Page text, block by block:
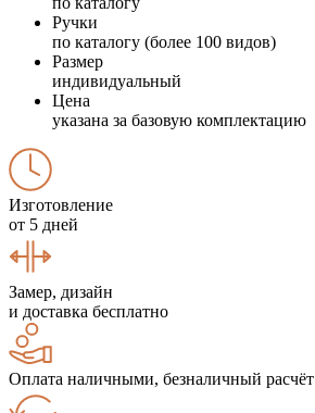
Ручки
по каталогу (более 100 видов)
Размер
индивидуальный
Цена
указана за базовую комплектацию
Изготовление
от 5 дней
Замер, дизайн
и доставка бесплатно
Оплата наличными, безналичный расчёт